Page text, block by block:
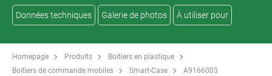
Données techniques Galerie de photos À utiliser pour
Homepage Produits
Boitiers en plastique
Boitiers de commande mobiles
Smart-Case A9166003